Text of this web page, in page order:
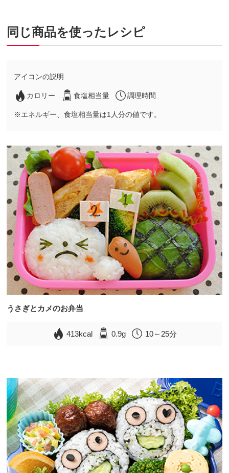
同じ商品を使ったレシピ
アイコンの説明
カロリー 食塩相当量 調理時間
※エネルギー、食塩相当量は1人分の値です。
うさぎとカメのお弁当
413kcal 0.9g 10～25分